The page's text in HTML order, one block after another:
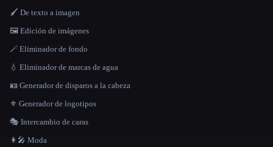
🖌️ De texto a imagen
🖼️ Edición de imágenes
🪄 Eliminador de fondo
💧 Eliminador de marcas de agua
🪪 Generador de disparos a la cabeza
⚜️ Generador de logotipos
🎭 Intercambio de caras
👩‍🎤 Moda